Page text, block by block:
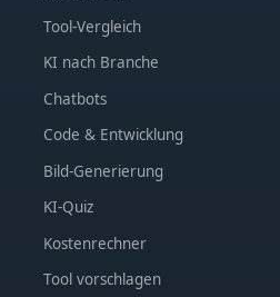
Tool-Vergleich
KI nach Branche
Chatbots
Code & Entwicklung
Bild-Generierung
KI-Quiz
Kostenrechner
Tool vorschlagen